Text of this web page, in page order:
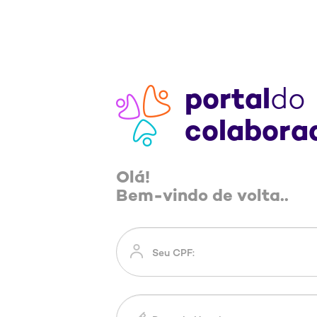
portaldo
Olá!
Bem-vindo de volta..